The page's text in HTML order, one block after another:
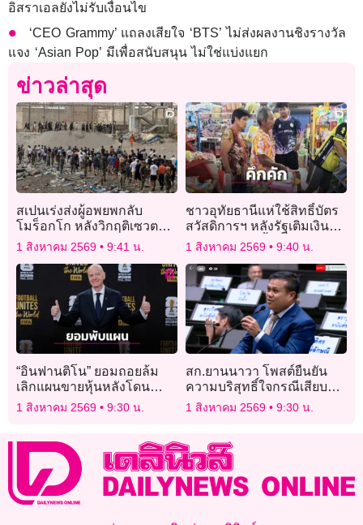
อิสราเอลยังไม่รับเงื่อนไข
‘CEO Grammy’ แถลงเสียใจ ‘BTS’ ไม่ส่งผลงานชิงรางวัล
แจง ‘Asian Pop’ มีเพื่อสนับสนุน ไม่ใช่แบ่งแยก
ข่าวล่าสุด
สเปนเร่งส่งผู้อพยพกลับ
โมร็อกโก หลังวิกฤติเซวตา
ดับ 57 ราย
1 สิงหาคม 2569 9:41 น.
ชาวอุทัยธานีแห่ใช้สิทธิ์บัตร
สวัสดิการฯ หลังรัฐเติมเงิน
ร้านค้าคึกคักตั้งแต่ตี 5
1 สิงหาคม 2569 9:40 น.
“อินฟานติโน” ยอมถอยล้ม
เลิกแผนขายหุ้นหลังโดน
วิจารณ์หนัก
1 สิงหาคม 2569 9:30 น.
สก.ยานนาวา โพสต์ยืนยัน
ความบริสุทธิ์ใจกรณีเสียบ
บัตรแทน เผยผิดพลาดเพราะ
1 สิงหาคม 2569 9:30 น.